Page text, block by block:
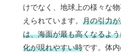
けでなく、地球上の様々な
えられています。 月の引力
は、海面が最も高くなるよ
化が現れやすい時です。体